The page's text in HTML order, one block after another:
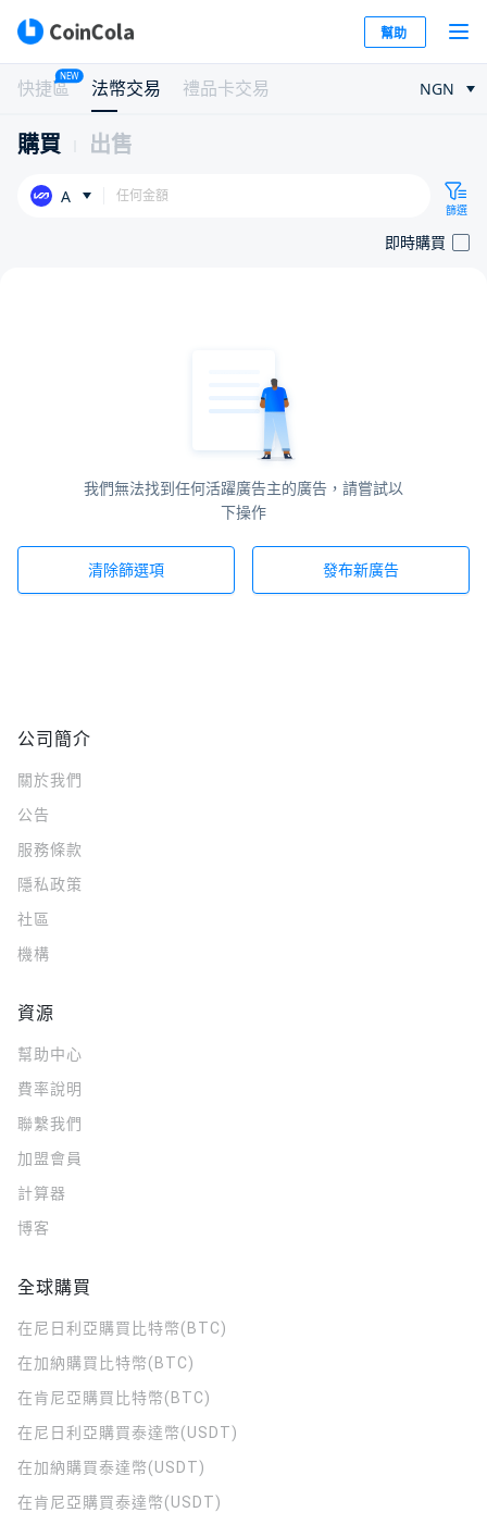
幫助
快捷區
NEW
法幣交易 禮品卡交易 NGN
購買 出售
A
篩選
即時購買
我們無法找到任何活躍廣告主的廣告，請嘗試以
下操作
清除篩選項 發布新廣告
公司簡介
關於我們
公告
服務條款
隱私政策
社區
機構
資源
幫助中心
費率說明
聯繫我們
加盟會員
計算器
博客
全球購買
在尼日利亞購買比特幣(BTC)
在加納購買比特幣(BTC)
在肯尼亞購買比特幣(BTC)
在尼日利亞購買泰達幣(USDT)
在加納購買泰達幣(USDT)
在肯尼亞購買泰達幣(USDT)